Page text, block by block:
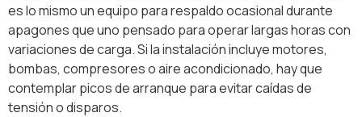
es lo mismo un equipo para respaldo ocasional durante
apagones que uno pensado para operar largas horas con
variaciones de carga. Si la instalación incluye motores,
bombas, compresores o aire acondicionado, hay que
contemplar picos de arranque para evitar caídas de
tensión o disparos.